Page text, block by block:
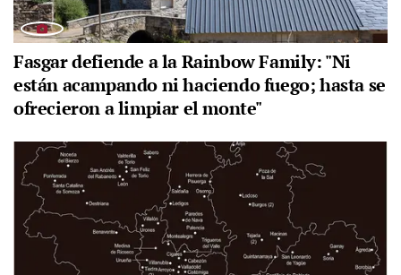
Fasgar defiende a la Rainbow Family: "Ni
están acampando ni haciendo fuego; hasta se
ofrecieron a limpiar el monte"